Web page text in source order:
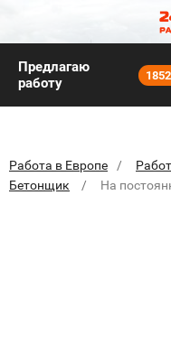
Предлагаю
работу
Работа в Европе
Бетонщик
На